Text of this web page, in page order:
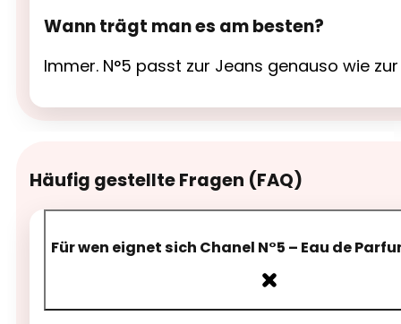
Wann trägt man es am besten?
Immer. N°5 passt zur Jeans genauso wie
Häufig gestellte Fragen (FAQ)
Für wen eignet sich Chanel N°5 – Eau de